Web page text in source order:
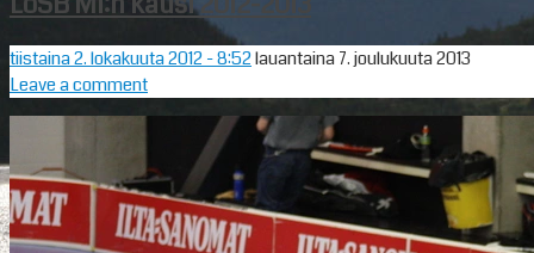
tiistaina 2. lokakuuta 2012- 8:52lauantaina 7. joulukuuta 2013
Leave a comment